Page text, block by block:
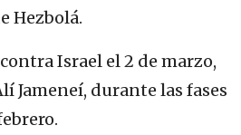
Hezbolá.
Israel el 2 de marzo,
Jameneí, durante las fases